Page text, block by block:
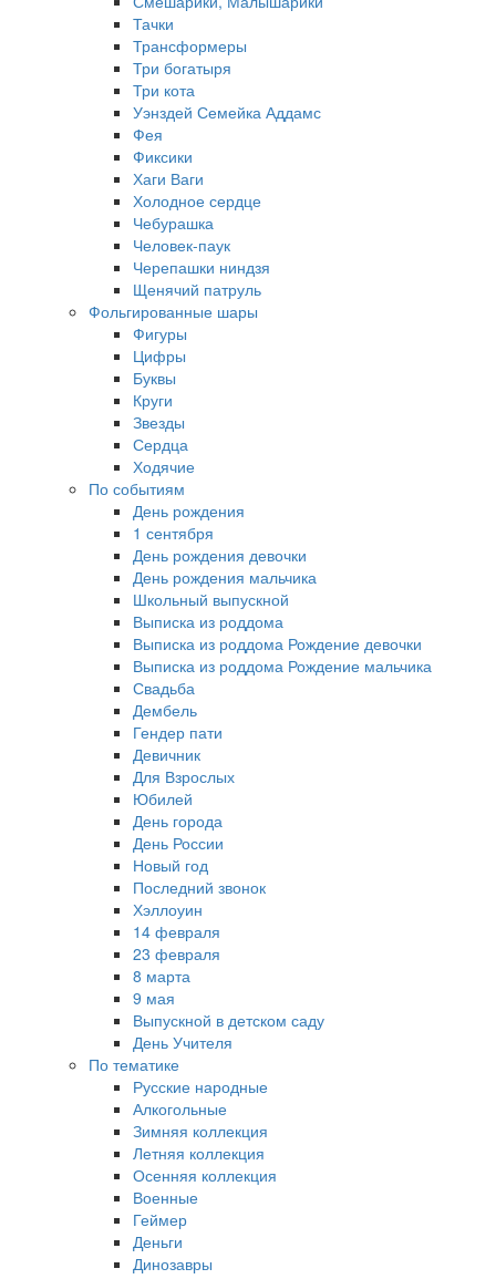
Тачки
Трансформеры
Три богатыря
Три кота
Уэнздей Семейка Аддамс
Фея
Фиксики
Хаги Ваги
Холодное сердце
Чебурашка
Человек-паук
Черепашки ниндзя
Щенячий патруль
Фольгированные шары
Фигуры
Цифры
Буквы
Круги
Звезды
Сердца
Ходячие
По событиям
День рождения
1 сентября
День рождения девочки
День рождения мальчика
Школьный выпускной
Выписка из роддома
Выписка из роддома Рождение девочки
Выписка из роддома Рождение мальчика
Свадьба
Дембель
Гендер пати
Девичник
Для Взрослых
Юбилей
День города
День России
Новый год
Последний звонок
Хэллоуин
14 февраля
23 февраля
8 марта
9 мая
Выпускной в детском саду
День Учителя
По тематике
Русские народные
Алкогольные
Зимняя коллекция
Летняя коллекция
Осенняя коллекция
Военные
Геймер
Деньги
Динозавры